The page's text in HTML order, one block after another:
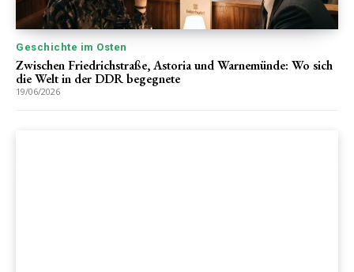
Geschichte im Osten
Zwischen Friedrichstraße, Astoria und Warnemünde: Wo sich
die Welt in der DDR begegnete
19/06/2026